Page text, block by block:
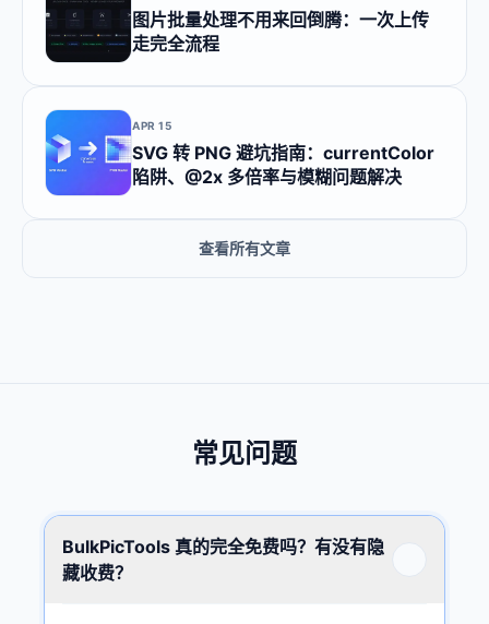
图片批量处理不用来回倒腾：一次上传
走完全流程
APR 15
SVG 转 PNG 避坑指南：currentColor
陷阱、@2x 多倍率与模糊问题解决
查看所有文章
常见问题
BulkPicTools 真的完全免费吗？有没有隐
藏收费？